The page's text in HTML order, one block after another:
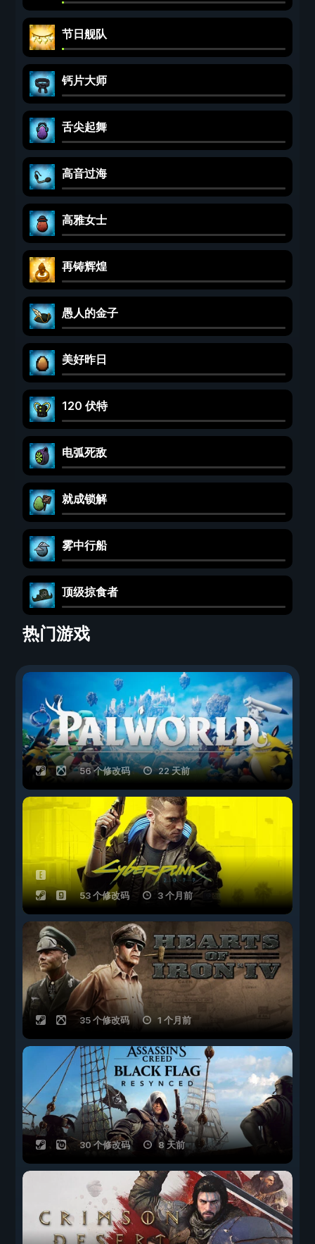
节日舰队
钙片大师
舌尖起舞
高音过海
高雅女士
再铸辉煌
愚人的金子
美好昨日
120 伏特
电弧死敌
就成锁解
雾中行船
顶级掠食者
热门游戏
56 个修改码 22 天前
53 个修改码 3 个月前
35 个修改码 1 个月前
30 个修改码 8 天前